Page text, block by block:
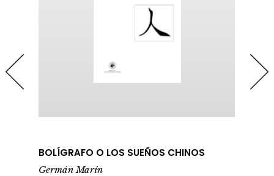
BOLÍGRAFO O LOS SUEÑOS CHINOS
Germán Marín